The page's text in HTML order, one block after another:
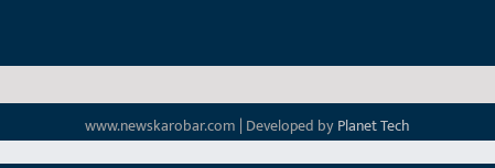
www.newskarobar.com | Developed byPlanet Tech